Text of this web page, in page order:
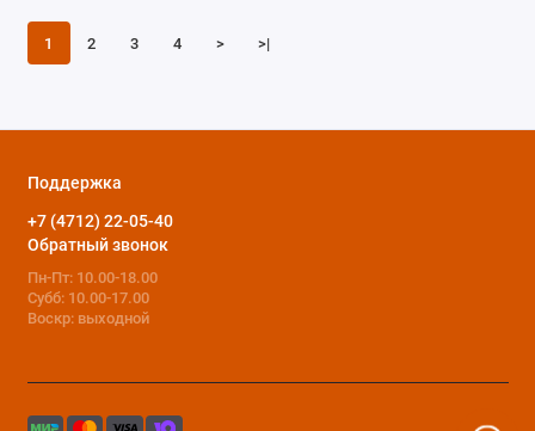
1 2 3 4 > >|
Поддержка
+7 (4712) 22-05-40
Обратный звонок
Пн-Пт: 10.00-18.00
Субб: 10.00-17.00
Воскр: выходной